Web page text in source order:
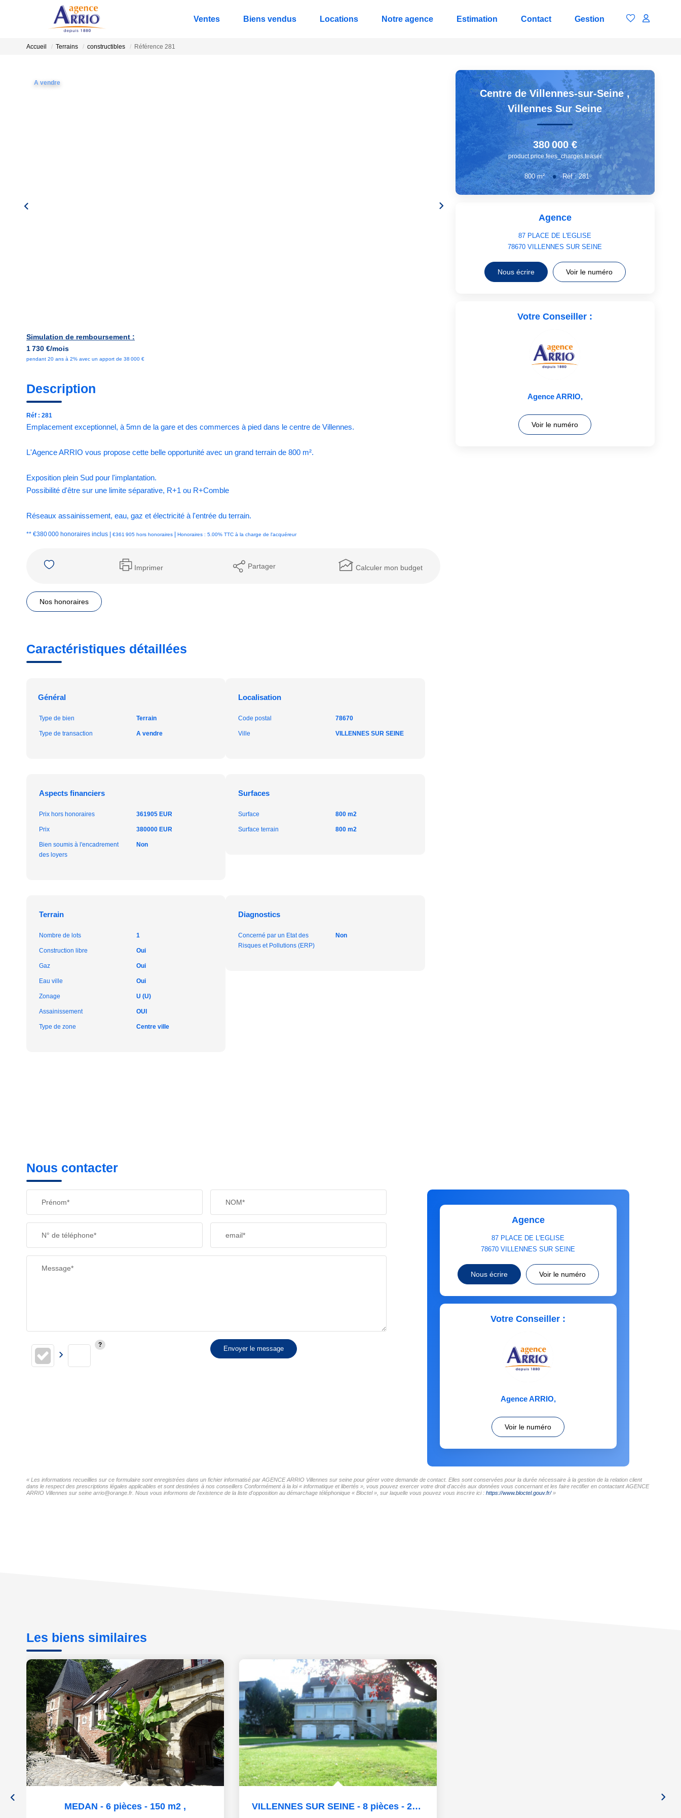
Ventes Biens vendus Locations Notre agence Estimation Contact Gestion
Accueil Terrains constructibles Référence 281
A vendre
Simulation de remboursement :
1 730 €/mois
pendant 20 ans à 2% avec un apport de 38 000 €
Description
Réf : 281
Emplacement exceptionnel, à 5mn de la gare et des commerces à pied dans le centre de Villennes.
L'Agence ARRIO vous propose cette belle opportunité avec un grand terrain de 800 m².
Exposition plein Sud pour l'implantation.
Possibilité d'être sur une limite séparative, R+1 ou R+Comble
Réseaux assainissement, eau, gaz et électricité à l'entrée du terrain.
** €380 000 honoraires inclus €361 905 hors honoraires Honoraires : 5.00% TTC à la charge de l'acquéreur
Imprimer Partager Calculer mon budget
Nos honoraires
Caractéristiques détaillées
Général
Type de bien Terrain
Type de transaction A vendre
Localisation
Code postal 78670
Ville VILLENNES SUR SEINE
Aspects financiers
Prix hors honoraires 361905 EUR
Prix 380000 EUR
Bien soumis à l'encadrement
des loyers
Non
Surfaces
Surface 800 m2
Surface terrain 800 m2
Terrain
Nombre de lots 1
Construction libre Oui
Gaz Oui
Eau ville Oui
Zonage U (U)
Assainissement OUI
Type de zone Centre ville
Diagnostics
Concerné par un Etat des
Risques et Pollutions (ERP)
Non
Centre de Villennes-sur-Seine ,
Villennes Sur Seine
380 000 €
product.price.fees_charges.teaser
800m² Réf :281
Agence
87 PLACE DE L'EGLISE
78670VILLENNES SUR SEINE
Nous écrire Voir le numéro
Votre Conseiller :
Agence ARRIO,
Voir le numéro
Nous contacter
Prénom* NOM*
N° de téléphone* email*
Message*
Envoyer le message
Agence
87 PLACE DE L'EGLISE
78670VILLENNES SUR SEINE
Nous écrire Voir le numéro
Votre Conseiller :
Agence ARRIO,
Voir le numéro
« Les informations recueillies sur ce formulaire sont enregistrées dans un fichier informatisé par AGENCE ARRIO Villennes sur seine pour gérer votre demande de contact. Elles sont conservées pour la durée nécessaire à la gestion de la relation client
dans le respect des prescriptions légales applicables et sont destinées à nos conseillers Conformément à la loi « informatique et libertés », vous pouvez exercer votre droit d'accès aux données vous concernant et les faire rectifier en contactant AGENCE
ARRIO Villennes sur seine arrio@orange.fr. Nous vous informons de l'existence de la liste d'opposition au démarchage téléphonique « Bloctel », sur laquelle vous pouvez vous inscrire ici : https://www.bloctel.gouv.fr/»
Les biens similaires
MEDAN - 6 pièces - 150 m2 ,
VILLENNES SUR SEINE - 8 pièces - 205 m2